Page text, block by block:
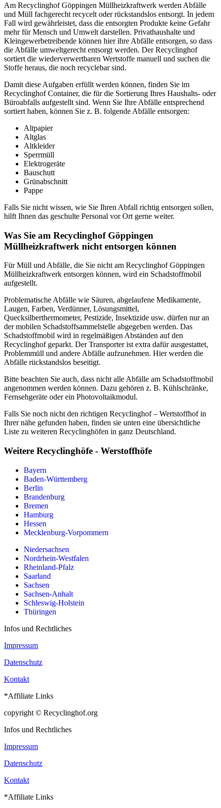
Am Recyclinghof Göppingen Müllheizkraftwerk werden Abfälle
und Müll fachgerecht recycelt oder rückstandslos entsorgt. In jedem
Fall wird gewährleistet, dass die entsorgten Produkte keine Gefahr
mehr für Mensch und Umwelt darstellen. Privathaushalte und
Kleingewerbetreibende können hier ihre Abfälle entsorgen, so dass
die Abfälle umweltgerecht entsorgt werden. Der Recyclinghof
sortiert die wiederverwertbaren Wertstoffe manuell und suchen die
Stoffe heraus, die noch recyclebar sind.
Damit diese Aufgaben erfüllt werden können, finden Sie im
Recyclinghof Container, die für die Sortierung Ihres Haushalts- oder
Büroabfalls aufgestellt sind. Wenn Sie Ihre Abfälle entsprechend
sortiert haben, können Sie z. B. folgende Abfälle entsorgen:
Altpapier
Altglas
Altkleider
Sperrmüll
Elektrogeräte
Bauschutt
Grünabschnitt
Pappe
Falls Sie nicht wissen, wie Sie Ihren Abfall richtig entsorgen sollen,
hilft Ihnen das geschulte Personal vor Ort gerne weiter.
Was Sie am Recyclinghof Göppingen
Müllheizkraftwerk nicht entsorgen können
Für Müll und Abfälle, die Sie nicht am Recyclinghof Göppingen
Müllheizkraftwerk entsorgen können, wird ein Schadstoffmobil
aufgestellt.
Problematische Abfälle wie Säuren, abgelaufene Medikamente,
Laugen, Farben, Verdünner, Lösungsmittel,
Quecksilberthermometer, Pestizide, Insektizide usw. dürfen nur an
der mobilen Schadstoffsammelstelle abgegeben werden. Das
Schadstoffmobil wird in regelmäßigen Abständen auf den
Recyclinghof geparkt. Der Transporter ist extra dafür ausgestattet,
Problemmüll und andere Abfälle aufzunehmen. Hier werden die
Abfälle rückstandslos beseitigt.
Bitte beachten Sie auch, dass nicht alle Abfälle am Schadstoffmobil
angenommen werden können. Dazu gehören z. B. Kühlschränke,
Fernsehgeräte oder ein Photovoltaikmodul.
Falls Sie noch nicht den richtigen Recyclinghof – Wertstoffhof in
Ihrer nähe gefunden haben, finden sie unten eine übersichtliche
Liste zu weiteren Recyclinghöfen in ganz Deutschland.
Weitere Recyclinghöfe - Werstoffhöfe
Bayern
Baden-Württemberg
Berlin
Brandenburg
Bremen
Hamburg
Hessen
Mecklenburg-Vorpommern
Niedersachsen
Nordrhein-Westfalen
Rheinland-Pfalz
Saarland
Sachsen
Sachsen-Anhalt
Schleswig-Holstein
Thüringen
Infos und Rechtliches
Impressum
Datenschutz
Kontakt
*Affiliate Links
copyright © Recyclinghof.org
Infos und Rechtliches
Impressum
Datenschutz
Kontakt
*Affiliate Links